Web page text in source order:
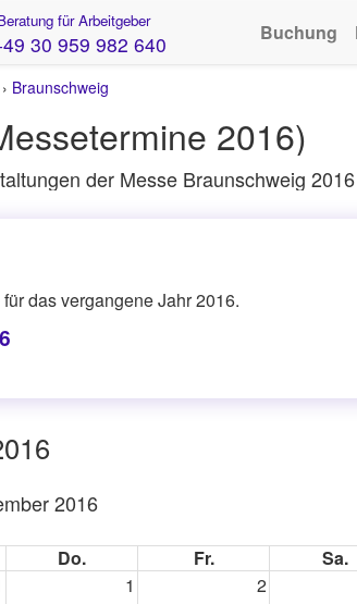
für Arbeitgeber
30 959 982 640 Buchung
› Braunschweig
2016)
der Messe Braunschweig
das vergangene Jahr 2016.
2016
Do. Fr. Sa.
1 2